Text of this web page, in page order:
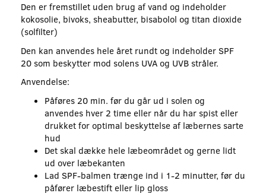
Den er fremstillet uden brug af vand og indeholder
kokosolie, bivoks, sheabutter, bisabolol og titan dioxide
(solfilter)
Den kan anvendes hele året rundt og indeholder SPF
20 som beskytter mod solens UVA og UVB stråler.
Anvendelse:
Påføres 20 min. før du går ud i solen og
anvendes hver 2 time eller når du har spist eller
drukket for optimal beskyttelse af læbernes sarte
hud
Det skal dække hele læbeområdet og gerne lidt
ud over læbekanten
Lad SPF-balmen trænge ind i 1-2 minutter, før du
påfører læbestift eller lip gloss